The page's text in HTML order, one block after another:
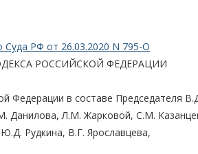
Суда РФ от 26.03.2020 N 795-О
РОССИЙСКОЙ ФЕДЕРАЦИИ
Федерации в составе Председателя
Данилова, Л.М. Жарковой, С.М.
Рудкина, В.Г. Ярославцева,